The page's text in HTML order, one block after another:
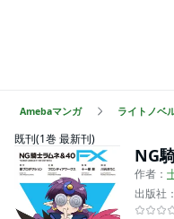
Amebaマンガ ライトノベ
既刊(1巻 最新刊)
NG
作者：
出版社：